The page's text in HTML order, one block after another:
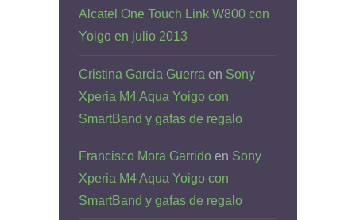
Alcatel One Touch Link W800 con
Yoigo en julio 2013
Cristina Garcia Guerra en Sony
Xperia M4 Aqua Yoigo con
SmartBand y gafas de regalo
Francisco Mora Garrido en Sony
Xperia M4 Aqua Yoigo con
SmartBand y gafas de regalo